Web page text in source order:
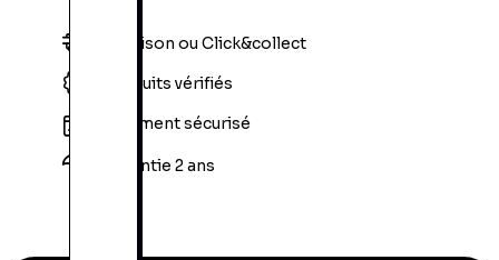
Livraison ou Click&collect
Produits vérifiés
Paiement sécurisé
Garantie 2 ans